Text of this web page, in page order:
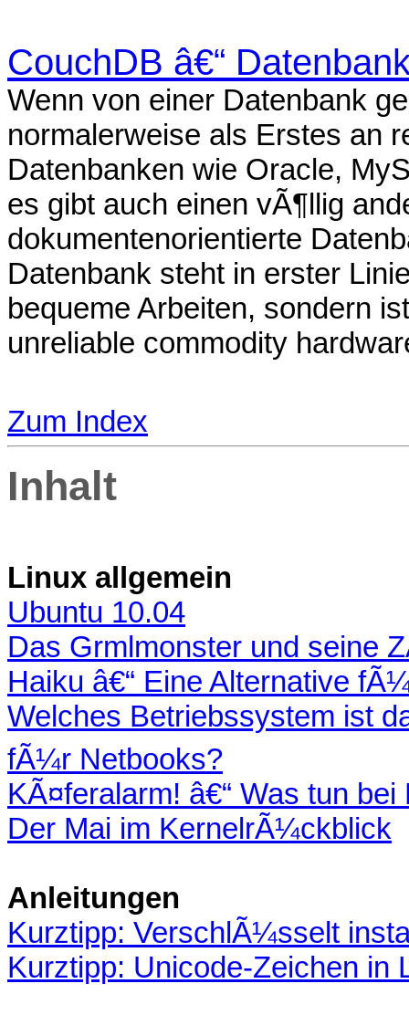
CouchDB â€“
Wenn von einer Datenbank
normalerweise als Erstes an
Datenbanken wie Oracle,
es gibt auch einen vÃ¶llig
dokumentenorientierte
Datenbank steht in erster
bequeme Arbeiten, sondern
unreliable commodity
Zum Index
Inhalt
Linux allgemein
Ubuntu 10.04
Das Grmlmonster und seine
Haiku â€“ Eine Alternative
Welches Betriebssystem ist
fÃ¼r Netbooks?
KÃ¤feralarm! â€“ Was tun bei
Der Mai im KernelrÃ¼ckblick
Anleitungen
Kurztipp: VerschlÃ¼sselt
Kurztipp: Unicode-Zeichen in